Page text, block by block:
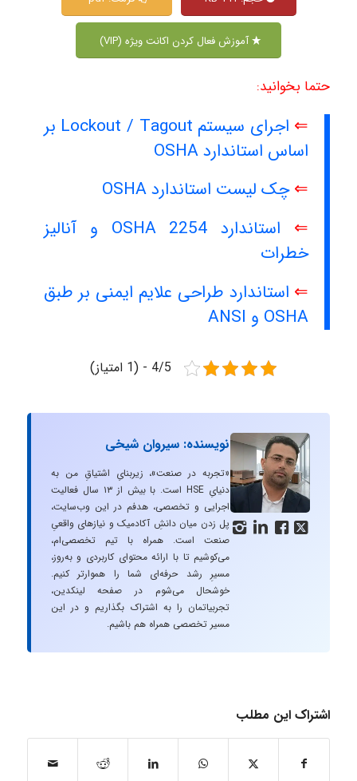
آموزش فعال کردن اکانت ویژه (VIP)
حتما بخوانید:
⇐
اجرای سیستم Lockout / Tagout بر
اساس استاندارد OSHA
⇐چک لیست استاندارد OSHA
⇐
استاندارد OSHA 2254 و آنالیز
خطرات
⇐ استاندارد طراحی علایم ایمنی بر طبق
OSHA و ANSI
4/5 - (1 امتیاز)
   
نویسنده: سیروان شیخی
«تجربه در صنعت»، زیربنایِ اشتیاقِ من به
دنیایِ HSE است. با بیش از ۱۳ سال فعالیت
اجرایی و تخصصی، هدفم در این وب‌سایت،
پل زدن میان دانشِ آکادمیک و نیازهای واقعیِ
صنعت است. همراه با تیم تخصصی‌ام،
می‌کوشیم تا با ارائه محتوای کاربردی و به‌روز،
مسیرِ رشد حرفه‌ای شما را هموارتر کنیم.
خوشحال می‌شوم در صفحه لینکدین،
تجربیاتمان را به اشتراک بگذاریم و در این
مسیر تخصصی همراه هم باشیم.
اشتراک این مطلب